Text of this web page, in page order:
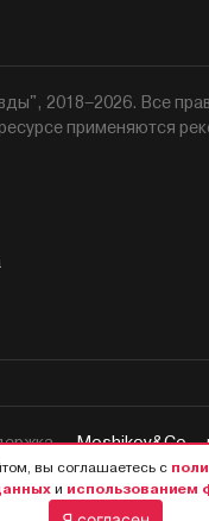
2018–2026. Все
применяются
—Moshikov&Co. -
вы соглашаетесь с
и использованием